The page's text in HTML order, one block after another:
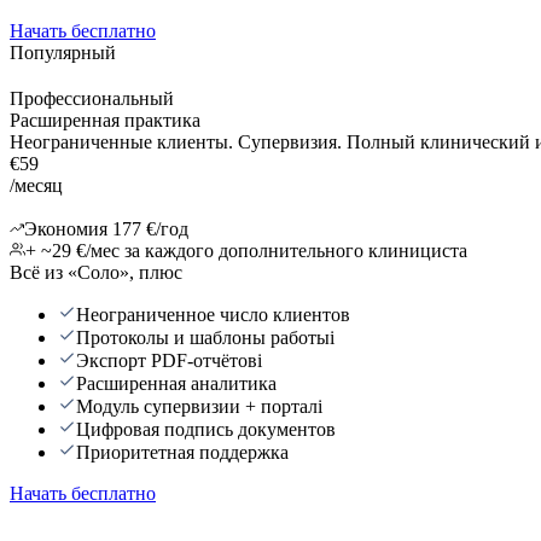
Начать бесплатно
Популярный
Профессиональный
Расширенная практика
Неограниченные клиенты. Супервизия. Полный клинический
€59
/месяц
Экономия 177 €/год
+ ~29 €/мес за каждого дополнительного клинициста
Всё из «Соло», плюс
Неограниченное число клиентов
Протоколы и шаблоны работыi
Экспорт PDF-отчётовi
Расширенная аналитика
Модуль супервизии + порталi
Цифровая подпись документов
Приоритетная поддержка
Начать бесплатно